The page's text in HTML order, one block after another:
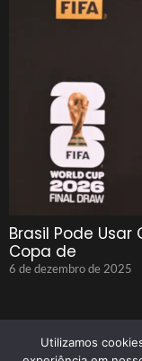
Brasil Pode Usar
Copa de
6 de dezembro de 2025
Utilizamos